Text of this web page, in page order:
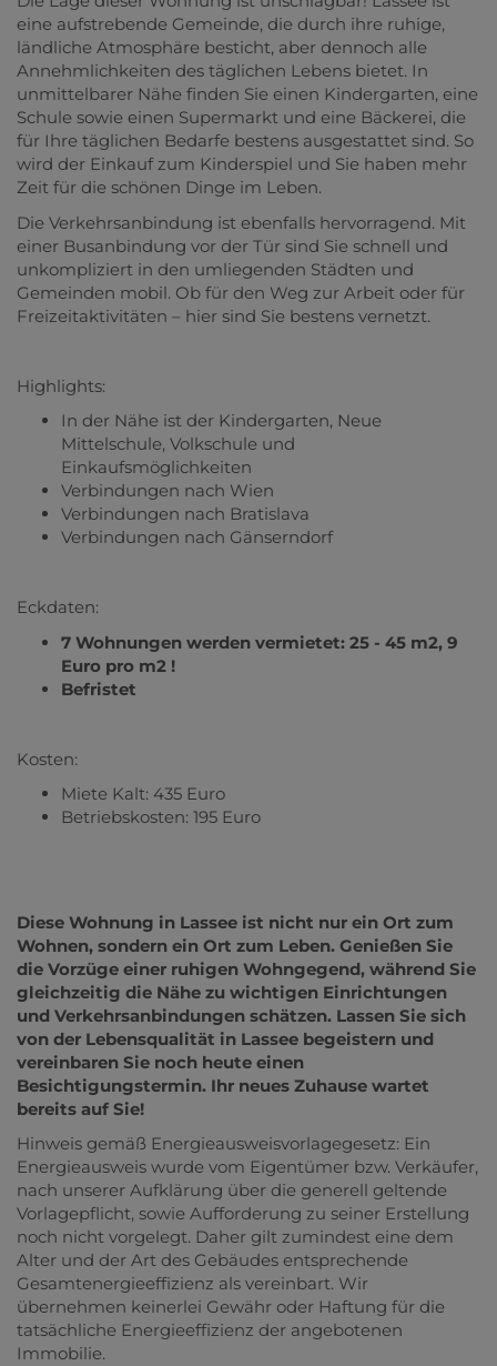
eine aufstrebende Gemeinde, die durch ihre ruhige,
ländliche Atmosphäre besticht, aber dennoch alle
Annehmlichkeiten des täglichen Lebens bietet. In
unmittelbarer Nähe finden Sie einen Kindergarten, eine
Schule sowie einen Supermarkt und eine Bäckerei, die
für Ihre täglichen Bedarfe bestens ausgestattet sind. So
wird der Einkauf zum Kinderspiel und Sie haben mehr
Zeit für die schönen Dinge im Leben.
Die Verkehrsanbindung ist ebenfalls hervorragend. Mit
einer Busanbindung vor der Tür sind Sie schnell und
unkompliziert in den umliegenden Städten und
Gemeinden mobil. Ob für den Weg zur Arbeit oder für
Freizeitaktivitäten – hier sind Sie bestens vernetzt.
Highlights:
In der Nähe ist der Kindergarten, Neue
Mittelschule, Volkschule und
Einkaufsmöglichkeiten
Verbindungen nach Wien
Verbindungen nach Bratislava
Verbindungen nach Gänserndorf
Eckdaten:
7 Wohnungen werden vermietet: 25 - 45 m2, 9
Euro pro m2 !
Befristet
Kosten:
Miete Kalt: 435 Euro
Betriebskosten: 195 Euro
Diese Wohnung in Lassee ist nicht nur ein Ort zum
Wohnen, sondern ein Ort zum Leben. Genießen Sie
die Vorzüge einer ruhigen Wohngegend, während Sie
gleichzeitig die Nähe zu wichtigen Einrichtungen
und Verkehrsanbindungen schätzen. Lassen Sie sich
von der Lebensqualität in Lassee begeistern und
vereinbaren Sie noch heute einen
Besichtigungstermin. Ihr neues Zuhause wartet
bereits auf Sie!
Hinweis gemäß Energieausweisvorlagegesetz: Ein
Energieausweis wurde vom Eigentümer bzw. Verkäufer,
nach unserer Aufklärung über die generell geltende
Vorlagepflicht, sowie Aufforderung zu seiner Erstellung
noch nicht vorgelegt. Daher gilt zumindest eine dem
Alter und der Art des Gebäudes entsprechende
Gesamtenergieeffizienz als vereinbart. Wir
übernehmen keinerlei Gewähr oder Haftung für die
tatsächliche Energieeffizienz der angebotenen
Immobilie.